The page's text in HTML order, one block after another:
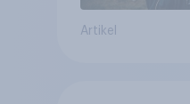
Artikel